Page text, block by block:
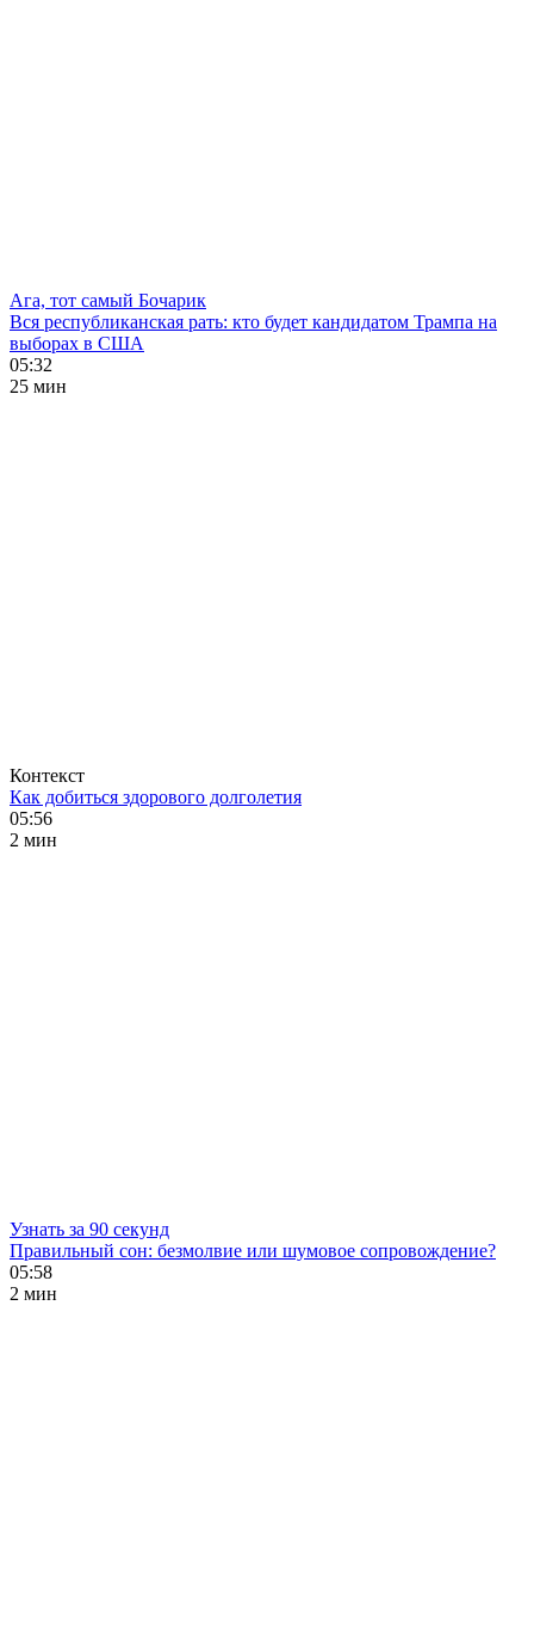
Ага, тот самый Бочарик
Вся республиканская рать: кто будет кандидатом Трампа на
выборах в США
05:32
25 мин
Контекст
Как добиться здорового долголетия
05:56
2 мин
Узнать за 90 секунд
Правильный сон: безмолвие или шумовое сопровождение?
05:58
2 мин